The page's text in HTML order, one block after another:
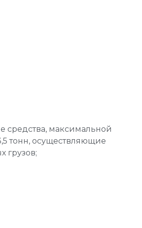
средства, максимальной
тонн, осуществляющие
грузов;